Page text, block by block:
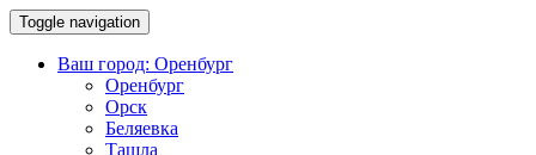
Toggle navigation
Ваш город: Оренбург
Оренбург
Орск
Беляевка
Ташла